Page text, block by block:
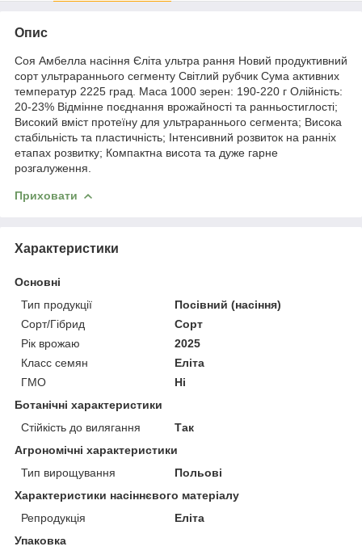
Опис
Соя Амбелла насіння Єліта ультра рання Новий продуктивний
сорт ультрараннього сегменту Світлий рубчик Сума активних
температур 2225 град. Маса 1000 зерен: 190-220 г Олійність:
20-23% Відмінне поєднання врожайності та ранньостиглості;
Високий вміст протеїну для ультрараннього сегмента; Висока
стабільність та пластичність; Інтенсивний розвиток на ранніх
етапах розвитку; Компактна висота та дуже гарне
розгалуження.
Приховати
Характеристики
Основні
Тип продукції
Посівний (насіння)
Сорт/Гібрид
Сорт
Рік врожаю
2025
Класс семян
Еліта
ГМО
Ні
Ботанічні характеристики
Стійкість до вилягання
Так
Агрономічні характеристики
Тип вирощування
Польові
Характеристики насіннєвого матеріалу
Репродукція
Еліта
Упаковка